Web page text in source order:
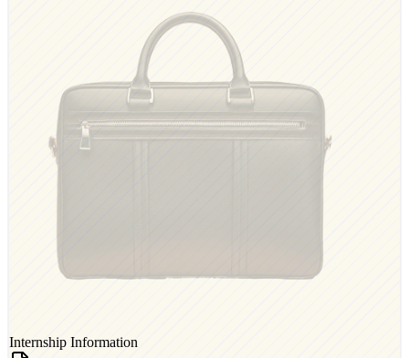
Internship Information